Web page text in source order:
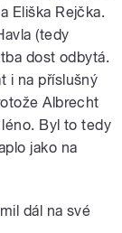
Eliška Rejčka.
(tedy
dost odbytá.
i na příslušný
Albrecht
Byl to tedy
jako na
dál na své